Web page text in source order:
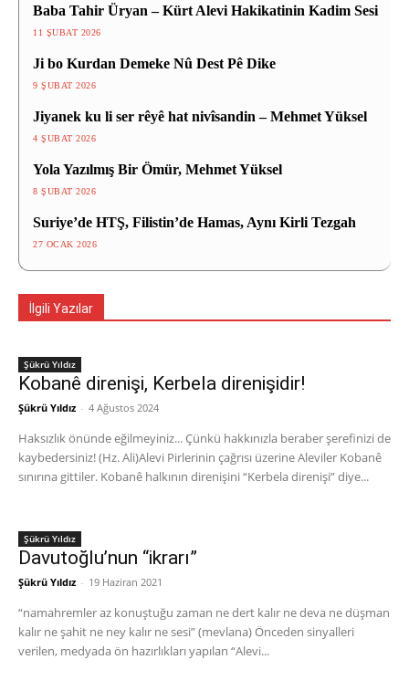
Baba Tahir Üryan – Kürt Alevi Hakikatinin Kadim Sesi
11 ŞUBAT 2026
Ji bo Kurdan Demeke Nû Dest Pê Dike
9 ŞUBAT 2026
Jiyanek ku li ser rêyê hat nivîsandin – Mehmet Yüksel
4 ŞUBAT 2026
Yola Yazılmış Bir Ömür, Mehmet Yüksel
8 ŞUBAT 2026
Suriye’de HTŞ, Filistin’de Hamas, Aynı Kirli Tezgah
27 OCAK 2026
İlgili Yazılar
Şükrü Yıldız
Kobanê direnişi, Kerbela direnişidir!
Şükrü Yıldız - 4 Ağustos 2024
Haksızlık önünde eğilmeyiniz... Çünkü hakkınızla beraber şerefinizi de
kaybedersiniz! (Hz. Ali)Alevi Pirlerinin çağrısı üzerine Aleviler Kobanê
sınırına gittiler. Kobanê halkının direnişini “Kerbela direnişi” diye...
Şükrü Yıldız
Davutoğlu’nun “ikrarı”
Şükrü Yıldız - 19 Haziran 2021
“namahremler az konuştuğu zaman ne dert kalır ne deva ne düşman
kalır ne şahit ne ney kalır ne sesi” (mevlana) Önceden sinyalleri
verilen, medyada ön hazırlıkları yapılan “Alevi...